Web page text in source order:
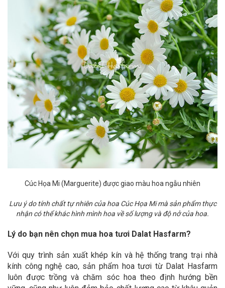
Cúc Họa Mi (Marguerite) được giao màu hoa ngẫu nhiên
Lưu ý do tính chất tự nhiên của hoa Cúc Họa Mi mà sản phẩm thực
nhận có thể khác hình mình hoa về số lượng và độ nở của hoa.
Lý do bạn nên chọn mua hoa tươi Dalat Hasfarm?
Với quy trình sản xuất khép kín và hệ thống trang trại nhà
kính công nghệ cao, sản phẩm hoa tươi từ Dalat Hasfarm
luôn được trồng và chăm sóc hoa theo định hướng bền